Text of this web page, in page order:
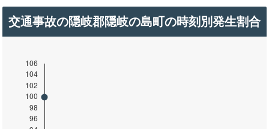
交通事故の隠岐郡隠岐の島町の時刻別発生割合